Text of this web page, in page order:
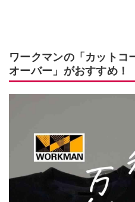
ワークマンの「カットコ
オーバー」がおすすめ！